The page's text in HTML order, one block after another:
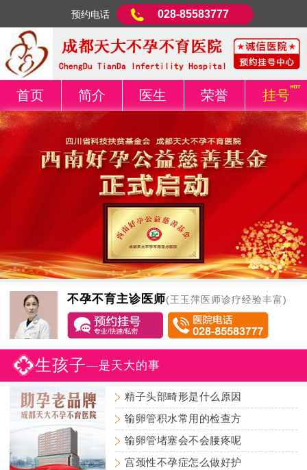
预约电话 028-85583777
首页 简介 医生 荣誉 挂号
不孕不育主诊医师(王玉萍医师诊疗经验丰富)
生孩子—是天大的事
精子头部畸形是什么原因
输卵管积水常用的检查方
输卵管堵塞会不会腰疼呢
宫颈性不孕症怎么做好护